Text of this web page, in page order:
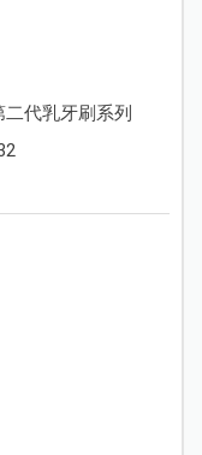
二代乳牙刷系列